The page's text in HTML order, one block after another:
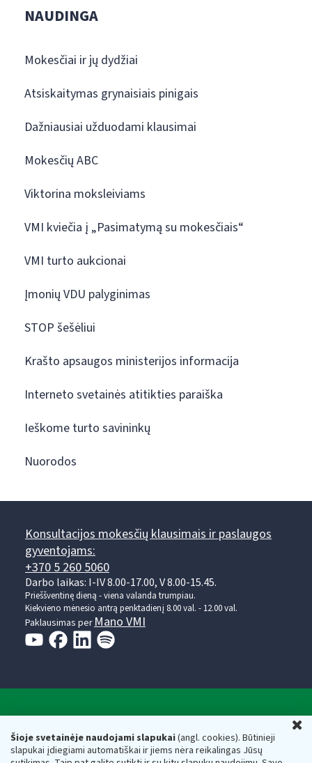
Šioje svetainėje naudojami slapukai(angl. cookies). Būtinieji
slapukai įdiegiami automatiškai ir jiems nėra reikalingas Jūsų
NAUDINGA
Mokesčiai ir jų dydžiai
Atsiskaitymas grynaisiais pinigais
Dažniausiai užduodami klausimai
Mokesčių ABC
Viktorina moksleiviams
VMI kviečia į „Pasimatymą su mokesčiais“
VMI turto aukcionai
Įmonių VDU palyginimas
STOP šešėliui
Krašto apsaugos ministerijos informacija
Interneto svetainės atitikties paraiška
Ieškome turto savininkų
Nuorodos
Konsultacijos mokesčių klausimais ir paslaugos
gyventojams:
+370 5 260 5060
Darbo laikas: I-IV 8.00-17.00, V 8.00-15.45.
Prieššventinę dieną - viena valanda trumpiau.
Kiekvieno mėnesio antrą penktadienį 8.00 val. - 12.00 val.
Paklausimas per Mano VMI
Respublikos finansų ministerijos